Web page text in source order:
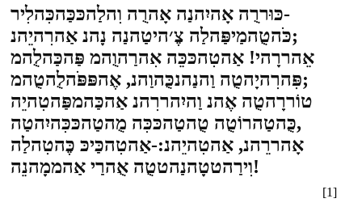
כּוּררֻה אָהיִהנַה אָהרֻה וִהלַהכּכַּהכִּהלִיר-
כֹּהטֻהמַיפַּהלַה צֶ׳היטַהנַה נָהנ אַהרִהיֵהנ;
אֵהררָהי! אַהטִהכּכֵּה אִהרַהוֻהמ פַּהכַּהלֻהמ
פִּהרִהיָהטֻה וַהנַהנכֻּהוַהנ, אֶהפּפֹּהלֻהטֻהמ;
טוֹררָהטֻה אֶהנ וַהיִהררִהנ אַהכַּהמפַּהטִהיֵה
כֻּהטַהרוֹטֻה טֻהטַהכּכִּה מֻהטַהכּכִּהיִהטַה,
אָהררֵהנ, אַהטִהיֵהנ:-אַהטִהכַּיכּ כֶּהטִהלַה
וִירַהטטָהנַהטטֻה אֻהרַי אַהממָהנֵה!
[1]